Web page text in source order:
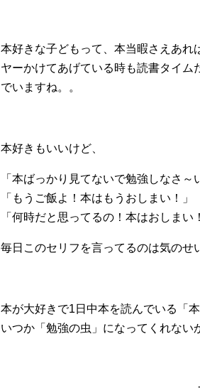
本好きな子どもって、本当暇さえあ
ヤーかけてあげている時も読書タイ
でいますね。。
本好きもいいけど、
「本ばっかり見てないで勉強しなさ～
「もうご飯よ！本はもうおしまい！」
「何時だと思ってるの！本はおしまい
毎日このセリフを言ってるのは気のせ
本が大好きで1日中本を読んでいる「
いつか「勉強の虫」になってくれない